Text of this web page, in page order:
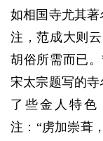
如相国寺尤其
注，范成大则
胡俗所需而已
宋太宗题写的
了些金人特色
注：“虏加崇葺